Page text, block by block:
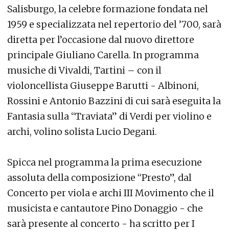
Salisburgo, la celebre formazione fondata nel
1959 e specializzata nel repertorio del ’700, sarà
diretta per l’occasione dal nuovo direttore
principale Giuliano Carella. In programma
musiche di Vivaldi, Tartini – con il
violoncellista Giuseppe Barutti - Albinoni,
Rossini e Antonio Bazzini di cui sarà eseguita la
Fantasia sulla “Traviata” di Verdi per violino e
archi, volino solista Lucio Degani.
Spicca nel programma la prima esecuzione
assoluta della composizione “Presto”, dal
Concerto per viola e archi III Movimento che il
musicista e cantautore Pino Donaggio - che
sarà presente al concerto - ha scritto per I